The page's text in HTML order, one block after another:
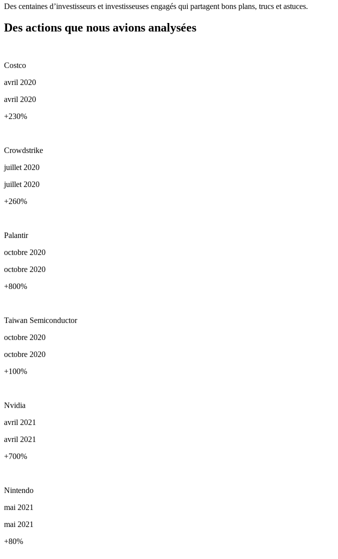
Des centaines d’investisseurs et investisseuses engagés qui partagent bons plans, trucs et astuces.
Des actions que nous avions analysées
Costco
avril 2020
avril 2020
+230%
Crowdstrike
juillet 2020
juillet 2020
+260%
Palantir
octobre 2020
octobre 2020
+800%
Taiwan Semiconductor
octobre 2020
octobre 2020
+100%
Nvidia
avril 2021
avril 2021
+700%
Nintendo
mai 2021
mai 2021
+80%